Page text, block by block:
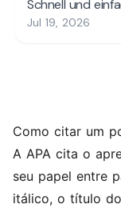
Como citar um
A APA cita o
seu papel entre
itálico, o título